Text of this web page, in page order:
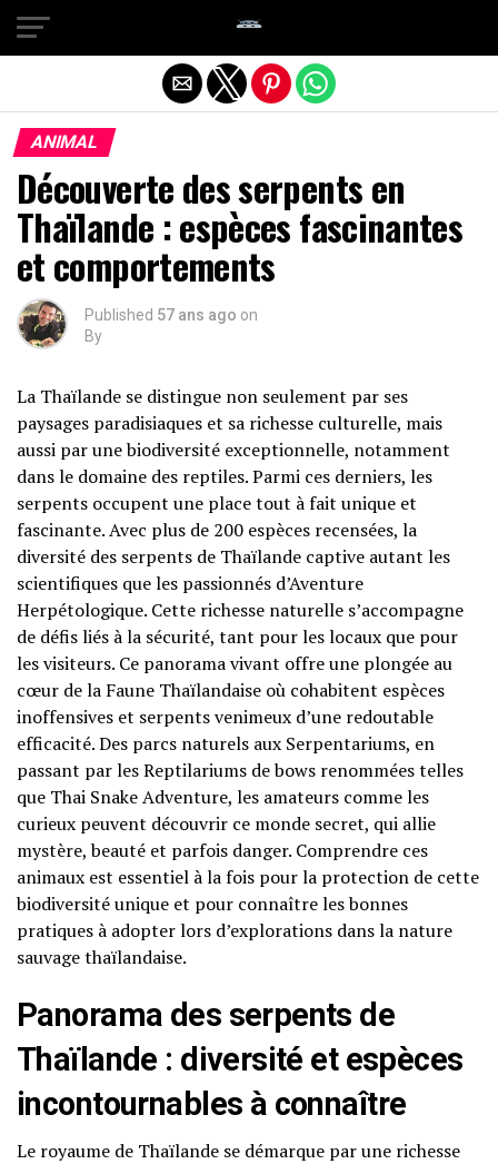
ANIMAL
Découverte des serpents en
Thaïlande : espèces fascinantes
et comportements
Published 57 ans ago on
By
La Thaïlande se distingue non seulement par ses
paysages paradisiaques et sa richesse culturelle, mais
aussi par une biodiversité exceptionnelle, notamment
dans le domaine des reptiles. Parmi ces derniers, les
serpents occupent une place tout à fait unique et
fascinante. Avec plus de 200 espèces recensées, la
diversité des serpents de Thaïlande captive autant les
scientifiques que les passionnés d’Aventure
Herpétologique. Cette richesse naturelle s’accompagne
de défis liés à la sécurité, tant pour les locaux que pour
les visiteurs. Ce panorama vivant offre une plongée au
cœur de la Faune Thaïlandaise où cohabitent espèces
inoffensives et serpents venimeux d’une redoutable
efficacité. Des parcs naturels aux Serpentariums, en
passant par les Reptilariums de bows renommées telles
que Thai Snake Adventure, les amateurs comme les
curieux peuvent découvrir ce monde secret, qui allie
mystère, beauté et parfois danger. Comprendre ces
animaux est essentiel à la fois pour la protection de cette
biodiversité unique et pour connaître les bonnes
pratiques à adopter lors d’explorations dans la nature
sauvage thaïlandaise.
Panorama des serpents de
Thaïlande : diversité et espèces
incontournables à connaître
Le royaume de Thaïlande se démarque par une richesse
Quitter la version mobile